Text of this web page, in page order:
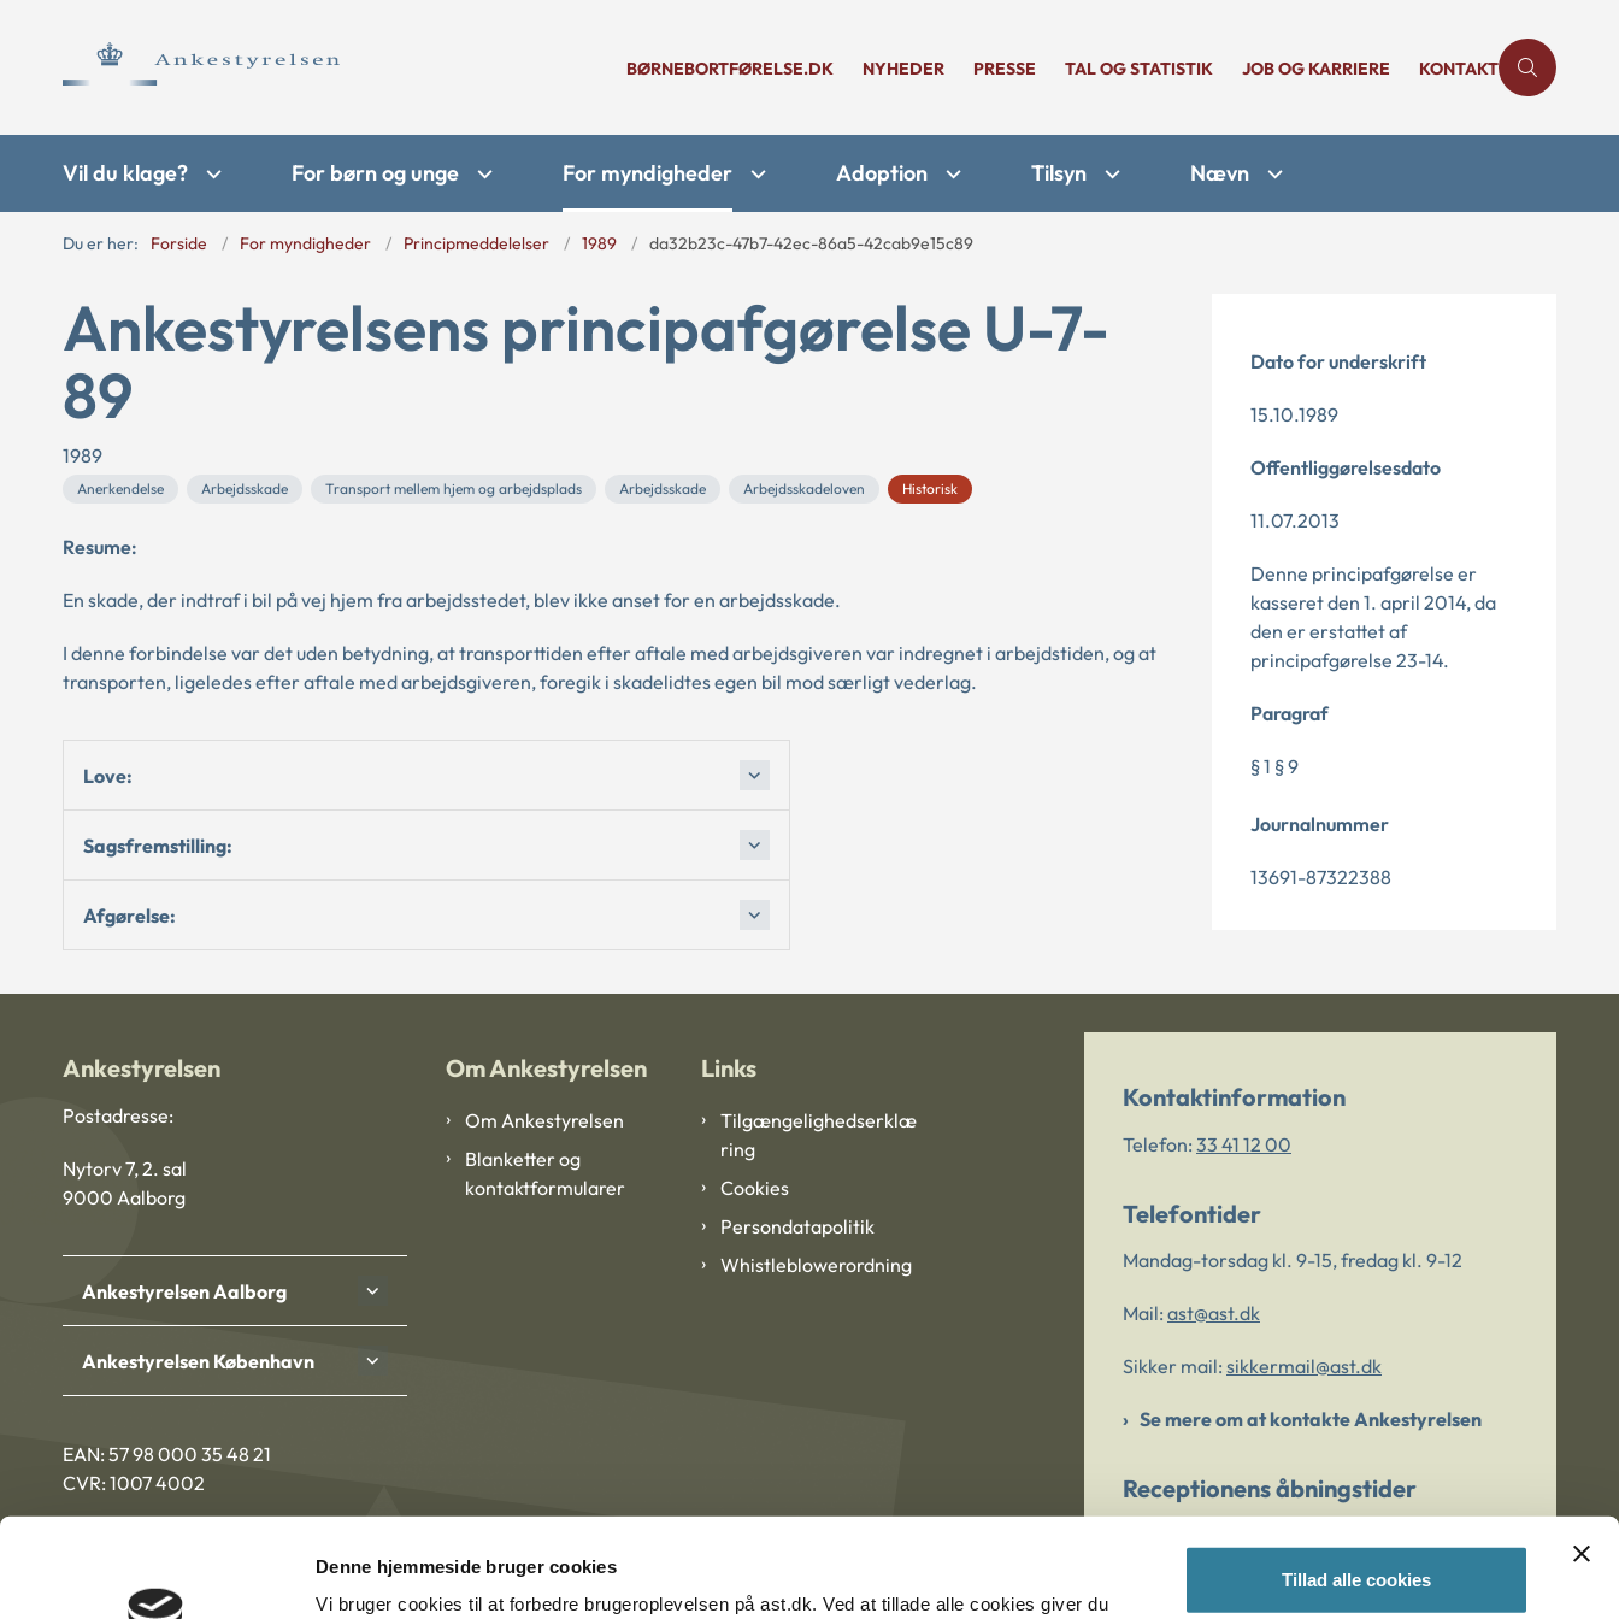
Denne hjemmeside bruger cookies
Vi bruger cookies til at forbedre brugeroplevelsen på ast.dk. Ved at tillade alle cookies giver du
Tillad alle cookies
BØRNEBORTFØRELSE.DK NYHEDER PRESSE TAL OG STATISTIK JOB OG KARRIERE KONTAKT
Vil du klage? For børn og unge For myndigheder Adoption Tilsyn Nævn
Du er her: Forside For myndigheder Principmeddelelser 1989 da32b23c-47b7-42ec-86a5-42cab9e15c89
Ankestyrelsens principafgørelse U-7-
89
1989
Anerkendelse Arbejdsskade Transport mellem hjem og arbejdsplads Arbejdsskade Arbejdsskadeloven Historisk
Resume:
En skade, der indtraf i bil på vej hjem fra arbejdsstedet, blev ikke anset for en arbejdsskade.
I denne forbindelse var det uden betydning, at transporttiden efter aftale med arbejdsgiveren var indregnet i arbejdstiden, og at
transporten, ligeledes efter aftale med arbejdsgiveren, foregik i skadelidtes egen bil mod særligt vederlag.
Love:
Sagsfremstilling:
Afgørelse:
Dato for underskrift
15.10.1989
Offentliggørelsesdato
11.07.2013
Denne principafgørelse er
kasseret den 1. april 2014, da
den er erstattet af
principafgørelse 23-14.
Paragraf
§ 1 § 9
Journalnummer
13691-87322388
Ankestyrelsen
Postadresse:
Nytorv 7, 2. sal
9000 Aalborg
Ankestyrelsen Aalborg
Ankestyrelsen København
EAN: 57 98 000 35 48 21
CVR: 1007 4002
Om Ankestyrelsen
Om Ankestyrelsen
Blanketter og
kontaktformularer
Links
Tilgængelighedserklæ
ring
Cookies
Persondatapolitik
Whistleblowerordning
Kontaktinformation
Telefon: 33 41 12 00
Telefontider
Mandag-torsdag kl. 9-15, fredag kl. 9-12
Mail: ast@ast.dk
Sikker mail: sikkermail@ast.dk
Se mere om at kontakte Ankestyrelsen
Receptionens åbningstider